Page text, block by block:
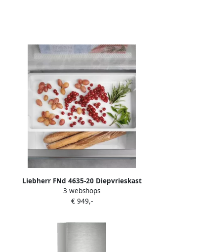
Liebherr FNd 4635-20 Diepvrieskast
kastmode
3 webshops
€ 949,-